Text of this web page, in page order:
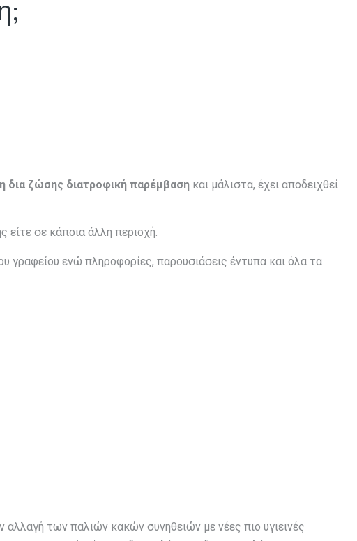
δια ζώσης διατροφική παρέμβαση και μάλιστα, έχει αποδειχθεί
είτε σε κάποια άλλη περιοχή.
ενώ πληροφορίες, παρουσιάσεις έντυπα και όλα τα
αλλαγή των παλιών κακών συνηθειών με νέες πιο υγιεινές